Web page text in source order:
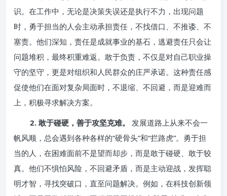
识。在工作中，无论是决策失误还是执行不力，出现问题
时，勇于担当的人会主动承担责任，不找借口、不推诿、不
塞责。他们深知，责任是成就事业的基石，逃避责任只会让
问题堆积，最终积重难返。敢于负责，不仅是对自己职业操
守的坚守，更是对组织和人民群众的庄严承诺。这种责任感
促使他们在面对复杂局面时，不退缩、不回避，而是迎难而
上，积极寻求解决方案。
2. 敢于碰硬，善于攻坚克难。
发展道路上从来不会一
帆风顺，总会遇到各种各样的“硬骨头”和“拦路虎”。勇于担
当的人，在困难面前不是望而却步，而是敢于碰硬、敢于较
真。他们不惧怕风险，不回避矛盾，而是主动迎战，发挥聪
明才智，寻找突破口，直至问题解决。例如，在科技创新领